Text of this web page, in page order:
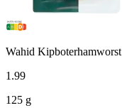
Wahid Kipboterhamworst
1 .99
125 g